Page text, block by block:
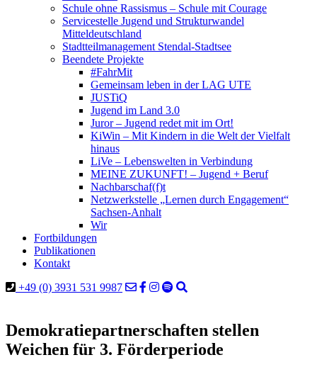
Schule ohne Rassismus – Schule mit Courage
Servicestelle Jugend und Strukturwandel
Mitteldeutschland
Stadtteilmanagement Stendal-Stadtsee
Beendete Projekte
#FahrMit
Gemeinsam leben in der LAG UTE
JUSTiQ
Jugend im Land 3.0
Juror – Jugend redet mit im Ort!
KiWin – Mit Kindern in die Welt der Vielfalt
hinaus
LiVe – Lebenswelten in Verbindung
MEINE ZUKUNFT! – Jugend + Beruf
Nachbarschaf(f)t
Netzwerkstelle „Lernen durch Engagement“
Sachsen-Anhalt
Wir
Fortbildungen
Publikationen
Kontakt
+49 (0) 3931 531 9987
Demokratiepartnerschaften stellen
Weichen für 3. Förderperiode